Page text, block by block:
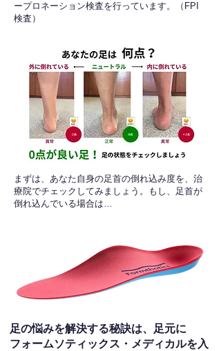
ープロネーション検査を行っています。（FPI
検査）​
​まずは、あなた自身の足首の倒れ込み度を、治
療院でチェックしてみましょう。もし、足首が
倒れ込んでいる場合は…
足の悩みを解決する秘訣は、足元に
フォームソティックス・メディカルを入